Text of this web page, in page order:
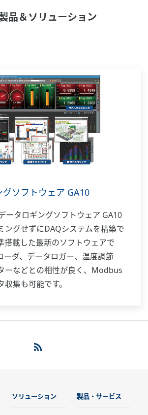
品＆ソリューション
ソフトウェア GA10
ータロギングソフトウェア GA10
ングせずにDAQシステムを構築で
搭載した最新のソフトウェアで
ーダ、データロガー、温度調節
ーなどとの相性が良く、Modbus
集も可能です。
ソリューション 製品・サービス